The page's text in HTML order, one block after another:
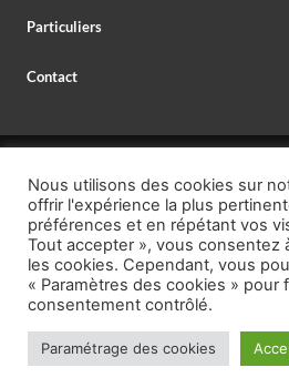
Particuliers
Contact
AVOCAT SPÉCIALISTE EN DROIT BANCAIRE,
MENTIONS LÉGALES– PROTECTION DES
TÉL. : +33 (0)1 40 26 95 00,
EMAIL : secretariat @ delespaul.net,
RENDEZ-VOUS GRATUIT :https://
delespaul-avocat
Nous utilisons des cookies sur
offrir l'expérience la plus
préférences et en répétant vos
Tout accepter », vous consentez
les cookies. Cependant, vous
« Paramètres des cookies » pour
consentement contrôlé.
Paramétrage des cookies